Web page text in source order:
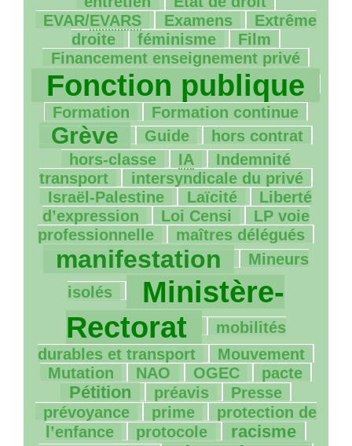
EVAR/EVARS
105/1118 Examens
181/1118
Extrême
droite
190/1118 féminisme
45/1118 Film
48/1118
Financement enseignement privé
1118/1118
Fonction publique
191/1118
Formation
99/1118 Formation continue
736/1118
Grève
22/1118 Guide
17/1118 hors contrat
200/1118
hors-classe
13/1118 IA
8/1118
Indemnité
transport
26/1118 intersyndicale du privé
72/1118
Israël-Palestine
32/1118 Laïcité
140/1118
Liberté
d’expression
34/1118 Loi Censi
40/1118 LP voie
professionnelle
206/1118 maîtres délégués
845/1118
manifestation
124/1118
Mineurs
isolés
1085/1118
Ministère-
Rectorat
47/1118
mobilités
durables et transport
41/1118 Mouvement
37/1118
Mutation
5/1118 NAO
65/1118 OGEC
66/1118 pacte
351/1118
Pétition
102/1118 préavis
16/1118 Presse
89/1118
prévoyance
146/1118 prime
42/1118
protection de
l’enfance
5/1118 protocole
241/1118 racisme
150/1118